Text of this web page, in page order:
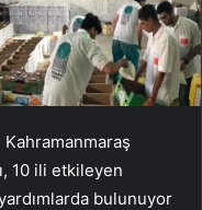
10 ili etkileyen
bulunuyor